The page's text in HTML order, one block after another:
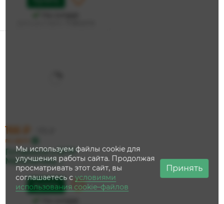
166 ₽
по карте
Готовимся к ВПР:
Математика, ...
Купить
Мы используем файлы cookie для
улучшения работы сайта. Продолжая
просматривать этот сайт, вы
соглашаетесь сусловиями
использования cookie–файлов
Принять